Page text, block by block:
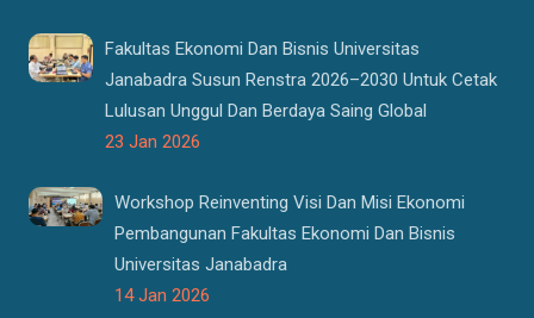
Fakultas Ekonomi Dan Bisnis Universitas
Janabadra Susun Renstra 2026–2030 Untuk Cetak
Lulusan Unggul Dan Berdaya Saing Global
23 Jan 2026
Workshop Reinventing Visi Dan Misi Ekonomi
Pembangunan Fakultas Ekonomi Dan Bisnis
Universitas Janabadra
14 Jan 2026